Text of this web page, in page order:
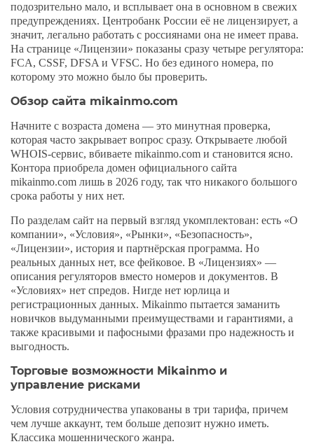
подозрительно мало, и всплывает она в основном в свежих
предупреждениях. Центробанк России её не лицензирует, а
значит, легально работать с россиянами она не имеет права.
На странице «Лицензии» показаны сразу четыре регулятора:
FCA, CSSF, DFSA и VFSC. Но без единого номера, по
которому это можно было бы проверить.
Обзор сайта mikainmo.com
Начните с возраста домена — это минутная проверка,
которая часто закрывает вопрос сразу. Открываете любой
WHOIS-сервис, вбиваете mikainmo.com и становится ясно.
Контора приобрела домен официального сайта
mikainmo.com лишь в 2026 году, так что никакого большого
срока работы у них нет.
По разделам сайт на первый взгляд укомплектован: есть «О
компании», «Условия», «Рынки», «Безопасность»,
«Лицензии», история и партнёрская программа. Но
реальных данных нет, все фейковое. В «Лицензиях» —
описания регуляторов вместо номеров и документов. В
«Условиях» нет спредов. Нигде нет юрлица и
регистрационных данных. Mikainmo пытается заманить
новичков выдуманными преимуществами и гарантиями, а
также красивыми и пафосными фразами про надежность и
выгодность.
Торговые возможности Mikainmo и
управление рисками
Условия сотрудничества упакованы в три тарифа, причем
чем лучше аккаунт, тем больше депозит нужно иметь.
Классика мошеннического жанра.